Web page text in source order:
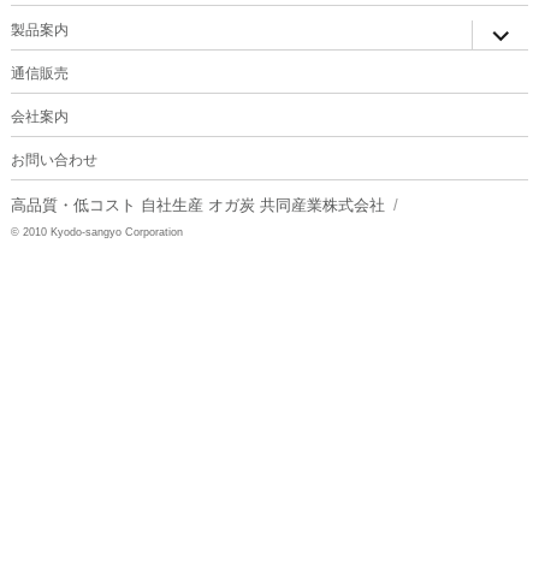
製品案内 サ
メ
ー
開
通信販売
会社案内
お問い合わせ
高品質・低コスト 自社生産 オガ炭 共同産業株式会社
© 2010 Kyodo-sangyo Corporation